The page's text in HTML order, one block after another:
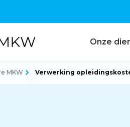
Onze
MKW Verwerking